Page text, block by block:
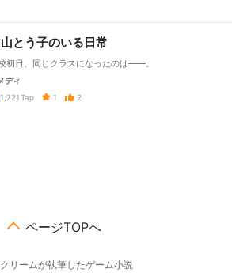
とう子のいる日常
初日、同じクラスになったのは――。
ディ
1,721 Tap 1 2
ページTOPへ
リームが執筆したゲーム小説